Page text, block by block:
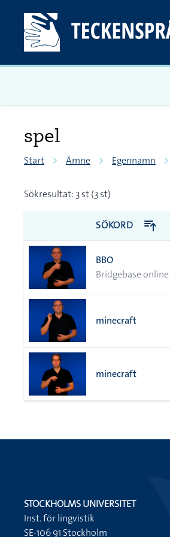
spel
Start Ämne Egennamn
Sökresultat: 3 st (3 st)
SÖKORD
BBO
Bridgebase online
minecraft
minecraft
STOCKHOLMS UNIVERSITET
Inst. för lingvistik
SE-106 91 Stockholm